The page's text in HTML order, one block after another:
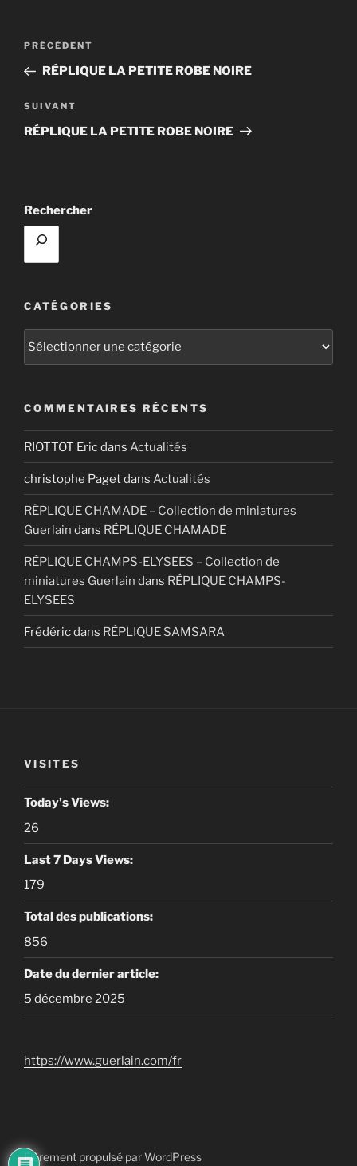
Navigation
l’article
Article
précédent
PRÉCÉDENT
RÉPLIQUE LA PETITE ROBE NOIRE
Article
suivant
SUIVANT
RÉPLIQUE LA PETITE ROBE NOIRE
Rechercher
CATÉGORIES
COMMENTAIRES RÉCENTS
RIOTTOT Ericdans Actualités
christophe Pagetdans Actualités
RÉPLIQUE CHAMADE – Collection de miniatures
Guerlain dans RÉPLIQUE CHAMADE
RÉPLIQUE CHAMPS-ELYSEES – Collection de
miniatures Guerlain dans RÉPLIQUE CHAMPS-
ELYSEES
Frédéricdans RÉPLIQUE SAMSARA
VISITES
Today's Views:
26
Last 7 Days Views:
179
Total des publications:
856
Date du dernier article:
5 décembre 2025
https://www.guerlain.com/fr
Fièrement propulsé par WordPress